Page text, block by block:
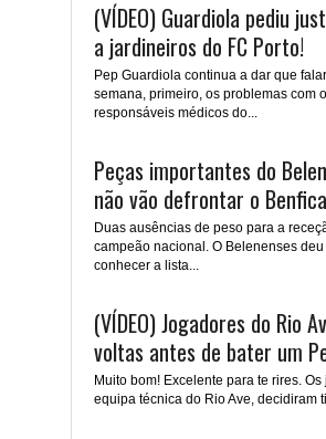
(VÍDEO) Guardiola pediu
a jardineiros do FC Porto!
Pep Guardiola continua a dar que
semana, primeiro, os problemas com
responsáveis médicos do...
Peças importantes do
não vão defrontar o Benfica
Duas ausências de peso para a
campeão nacional. O Belenenses
conhecer a lista...
(VÍDEO) Jogadores do Rio
voltas antes de bater um
Muito bom! Excelente para te rires.
equipa técnica do Rio Ave, decidiram